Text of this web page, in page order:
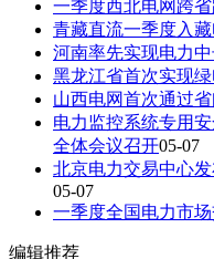
一季度西北电网跨
青藏直流一季度入
河南率先实现电力
黑龙江省首次实现
山西电网首次通过
电力监控系统专用
全体会议召开05-07
北京电力交易中心
05-07
一季度全国电力市
编辑推荐